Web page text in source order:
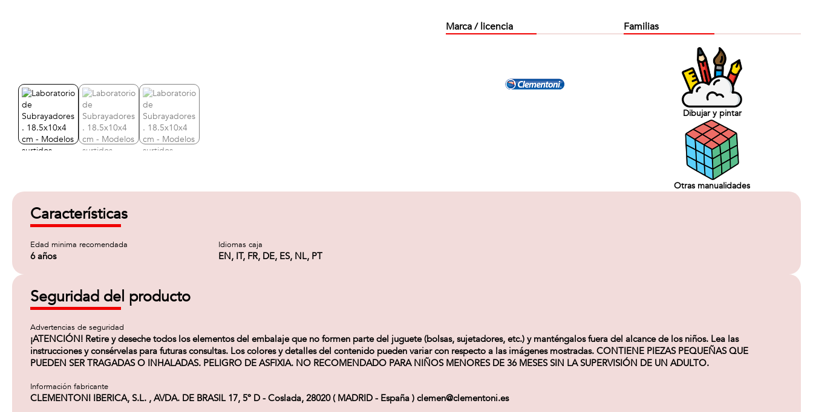
Marca / licencia Familias
Dibujar y pintar
Otras manualidades
Características
Edad minima recomendada
6 años
Idiomas caja
EN, IT, FR, DE, ES, NL, PT
Seguridad del producto
Advertencias de seguridad
¡ATENCIÓN! Retire y deseche todos los elementos del embalaje que no formen parte del juguete (bolsas, sujetadores, etc.) y manténgalos fuera del alcance de los niños. Lea las
instrucciones y consérvelas para futuras consultas. Los colores y detalles del contenido pueden variar con respecto a las imágenes mostradas. CONTIENE PIEZAS PEQUEÑAS QUE
PUEDEN SER TRAGADAS O INHALADAS. PELIGRO DE ASFIXIA. NO RECOMENDADO PARA NIÑOS MENORES DE 36 MESES SIN LA SUPERVISIÓN DE UN ADULTO.
Información fabricante
CLEMENTONI IBERICA, S.L. , AVDA. DE BRASIL 17, 5º D - Coslada, 28020 ( MADRID - España ) clemen@clementoni.es